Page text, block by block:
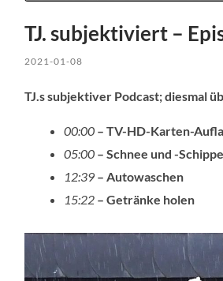
TJ. subjektiviert –
2021-01-08
TJ.s subjektiver Podcast; diesmal
00:00 – TV-HD-Karten-
05:00 – Schnee und -
12:39 – Autowaschen
15:22 – Getränke holen